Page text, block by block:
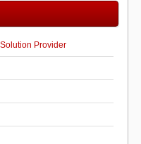
Provider